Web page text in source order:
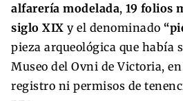
alfarería modelada, 19 folios
siglo XIX y el denominado
pieza arqueológica que había
Museo del Ovni de Victoria,
registro ni permisos de